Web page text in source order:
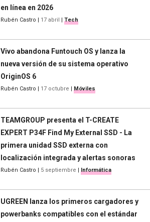
en línea en 2026
Rubén Castro 17 abril Tech
Vivo abandona Funtouch OS y lanza la
nueva versión de su sistema operativo
OriginOS 6
Rubén Castro 17 octubre Móviles
TEAMGROUP presenta el T-CREATE
EXPERT P34F Find My External SSD - La
primera unidad SSD externa con
localización integrada y alertas sonoras
Rubén Castro 5 septiembre Informática
UGREEN lanza los primeros cargadores y
powerbanks compatibles con el estándar